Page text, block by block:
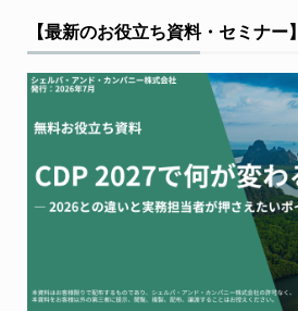
【最新のお役立ち資料・セミナー】